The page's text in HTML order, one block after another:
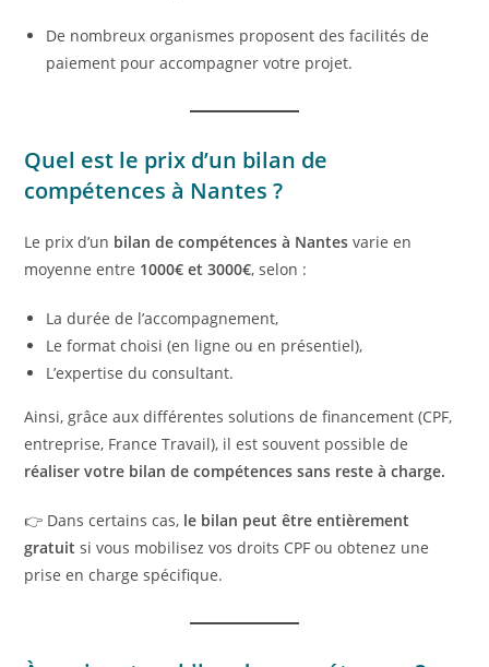
De nombreux organismes proposent des facilités de
paiement pour accompagner votre projet.
Quel est le prix d’un bilan de
compétences à Nantes ?
Le prix d’un bilan de compétences à Nantesvarie en
moyenne entre 1000€ et 3000€, selon :
La durée de l’accompagnement,
Le format choisi (en ligne ou en présentiel),
L’expertise du consultant.
Ainsi, grâce aux différentes solutions de financement (CPF,
entreprise, France Travail), il est souvent possible de
réaliser votre bilan de compétences sans reste à charge.
👉 Dans certains cas, le bilan peut être entièrement
gratuit si vous mobilisez vos droits CPF ou obtenez une
prise en charge spécifique.